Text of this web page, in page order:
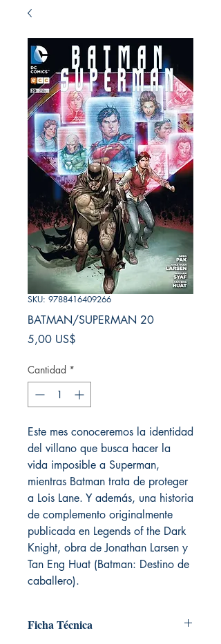
SKU: 9788416409266
BATMAN/SUPERMAN 20
5,00 US$
Cantidad *
Este mes conoceremos la identidad
del villano que busca hacer la
vida imposible a Superman,
mientras Batman trata de proteger
a Lois Lane. Y además, una historia
de complemento originalmente
publicada en Legends of the Dark
Knight, obra de Jonathan Larsen y
Tan Eng Huat (Batman: Destino de
caballero).
Ficha Técnica